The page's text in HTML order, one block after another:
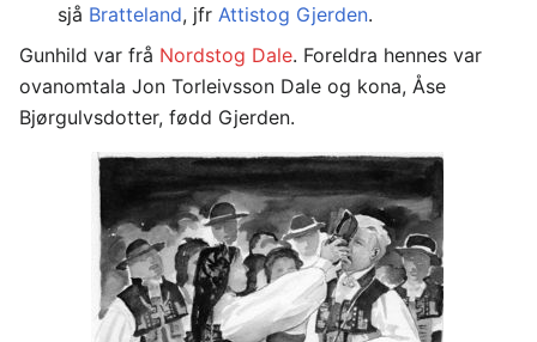
sjå Bratteland, jfr Attistog Gjerden.
Gunhild var frå Nordstog Dale. Foreldra hennes var
ovanomtala Jon Torleivsson Dale og kona, Åse
Bjørgulvsdotter, fødd Gjerden.